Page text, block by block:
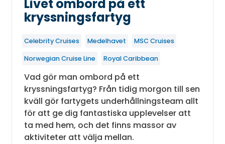
Livet ombord på ett
kryssningsfartyg
Celebrity Cruises Medelhavet MSC Cruises
Norwegian Cruise Line Royal Caribbean
Vad gör man ombord på ett
kryssningsfartyg? Från tidig morgon till sen
kväll gör fartygets underhållningsteam allt
för att ge dig fantastiska upplevelser att
ta med hem, och det finns massor av
aktiviteter att välja mellan.